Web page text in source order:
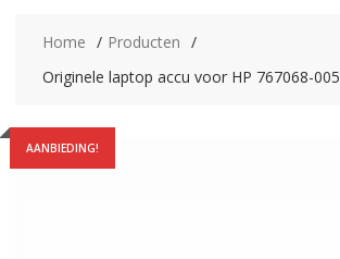
Home
Producten
Originele laptop accu voor HP 767068-005
AANBIEDING!